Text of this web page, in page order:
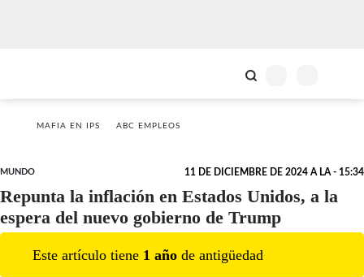
MAFIA EN IPS ABC EMPLEOS
MUNDO 11 DE DICIEMBRE DE 2024 A LA - 15:34
Repunta la inflación en Estados Unidos, a la
espera del nuevo gobierno de Trump
Este artículo tiene 1 año de antigüedad